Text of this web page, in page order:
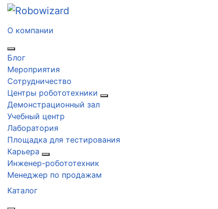
О компании
Блог
Мероприятия
Сотрудничество
Центры робототехники
Демонстрационный зал
Учебный центр
Лаборатория
Площадка для тестирования
Карьера
Инженер-робототехник
Менеджер по продажам
Каталог